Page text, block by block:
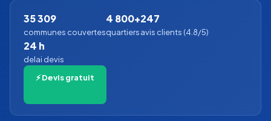
35 309
communes couvertes
4 800+
quartiers
247
avis clients (4.8/5)
24 h
delai devis
⚡ Devis gratuit